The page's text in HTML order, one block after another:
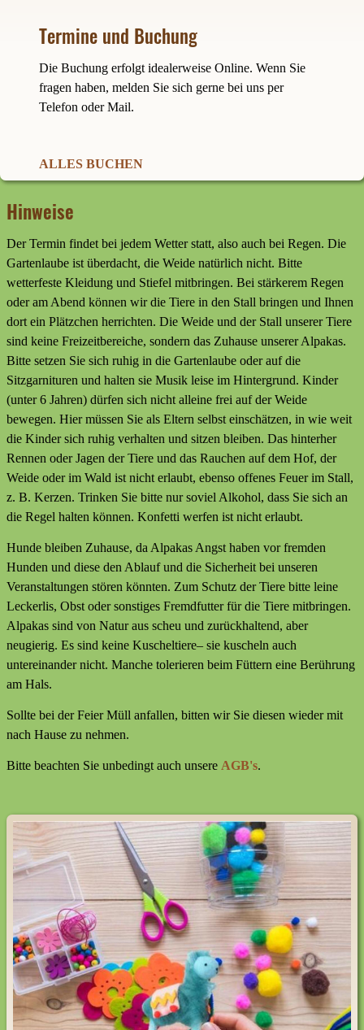
Termine und Buchung
Die Buchung erfolgt idealerweise Online. Wenn Sie
fragen haben, melden Sie sich gerne bei uns per
Telefon oder Mail.
ALLES BUCHEN
Hinweise
Der Termin findet bei jedem Wetter statt, also auch bei Regen. Die
Gartenlaube ist überdacht, die Weide natürlich nicht. Bitte
wetterfeste Kleidung und Stiefel mitbringen. Bei stärkerem Regen
oder am Abend können wir die Tiere in den Stall bringen und Ihnen
dort ein Plätzchen herrichten. Die Weide und der Stall unserer Tiere
sind keine Freizeitbereiche, sondern das Zuhause unserer Alpakas.
Bitte setzen Sie sich ruhig in die Gartenlaube oder auf die
Sitzgarnituren und halten sie Musik leise im Hintergrund. Kinder
(unter 6 Jahren) dürfen sich nicht alleine frei auf der Weide
bewegen. Hier müssen Sie als Eltern selbst einschätzen, in wie weit
die Kinder sich ruhig verhalten und sitzen bleiben. Das hinterher
Rennen oder Jagen der Tiere und das Rauchen auf dem Hof, der
Weide oder im Wald ist nicht erlaubt, ebenso offenes Feuer im Stall,
z. B. Kerzen. Trinken Sie bitte nur soviel Alkohol, dass Sie sich an
die Regel halten können. Konfetti werfen ist nicht erlaubt.
Hunde bleiben Zuhause, da Alpakas Angst haben vor fremden
Hunden und diese den Ablauf und die Sicherheit bei unseren
Veranstaltungen stören könnten. Zum Schutz der Tiere bitte leine
Leckerlis, Obst oder sonstiges Fremdfutter für die Tiere mitbringen.
Alpakas sind von Natur aus scheu und zurückhaltend, aber
neugierig. Es sind keine Kuscheltiere– sie kuscheln auch
untereinander nicht. Manche tolerieren beim Füttern eine Berührung
am Hals.
Sollte bei der Feier Müll anfallen, bitten wir Sie diesen wieder mit
nach Hause zu nehmen.
Bitte beachten Sie unbedingt auch unsere AGB's.